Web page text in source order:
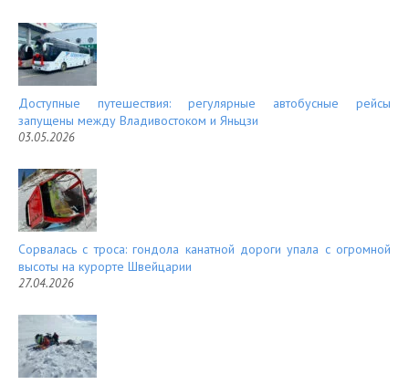
Доступные путешествия: регулярные автобусные рейсы
запущены между Владивостоком и Яньцзи
03.05.2026
Сорвалась с троса: гондола канатной дороги упала с огромной
высоты на курорте Швейцарии
27.04.2026